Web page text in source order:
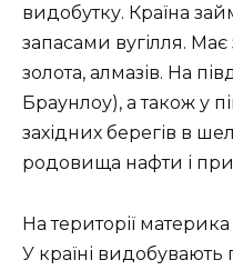
видобутку. Країна
запасами вугілля.
золота, алмазів. На
Браунлоу), а також у
західних берегів в
родовища нафти і
На території
У країні видобувають